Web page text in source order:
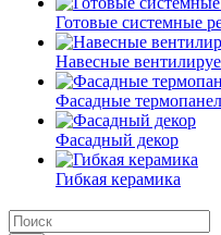
Готовые системные
Навесные
Фасадные
Фасадный декор
Гибкая керамика